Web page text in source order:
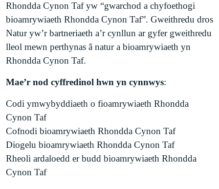
Rhondda Cynon Taf yw “gwarchod a chyfoethogi
bioamrywiaeth Rhondda Cynon Taf”. Gweithredu dros
Natur yw’r bartneriaeth a’r cynllun ar gyfer gweithredu
lleol mewn perthynas â natur a bioamrywiaeth yn
Rhondda Cynon Taf.
Mae’r nod cyffredinol hwn yn cynnwys:
Codi ymwybyddiaeth o fioamrywiaeth Rhondda
Cynon Taf
Cofnodi bioamrywiaeth Rhondda Cynon Taf
Diogelu bioamrywiaeth Rhondda Cynon Taf
Rheoli ardaloedd er budd bioamrywiaeth Rhondda
Cynon Taf